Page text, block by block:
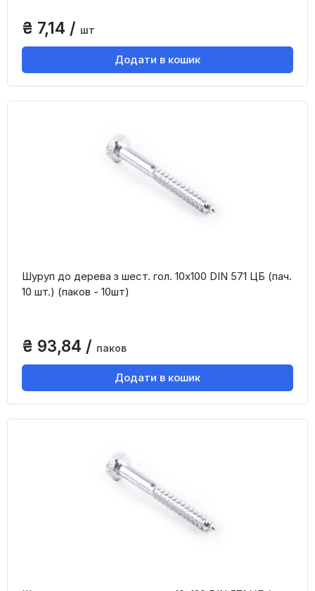
₴ 7,14 / шт
Додати в кошик
Шуруп до дерева з шест. гол. 10х100 DIN 571 ЦБ (пач.
10 шт.) (паков - 10шт)
₴ 93,84 / паков
Додати в кошик